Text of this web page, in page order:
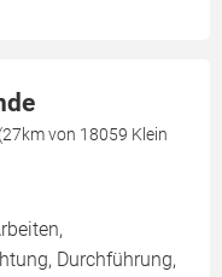
von 18059 Klein
Durchführung,